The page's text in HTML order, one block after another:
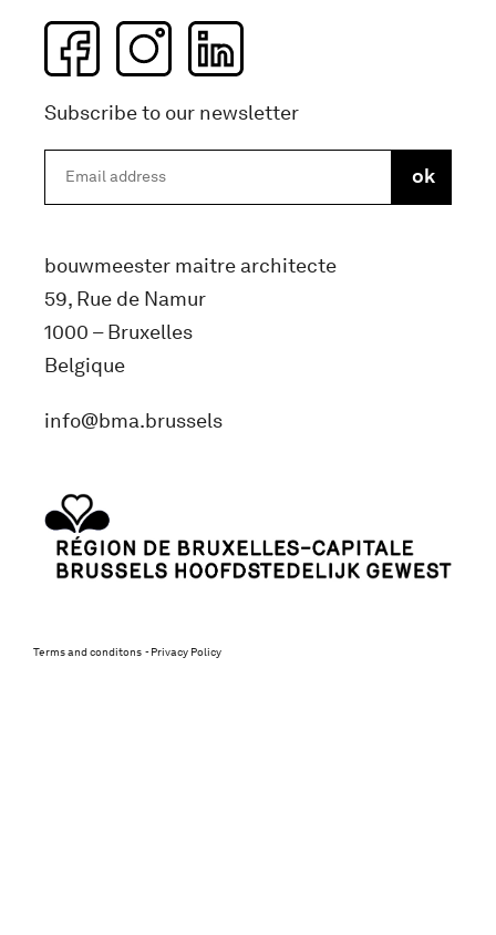
Subscribe to our newsletter
bouwmeester maitre architecte
59, Rue de Namur
1000 – Bruxelles
Belgique
info@bma.brussels
Terms and conditons Privacy Policy